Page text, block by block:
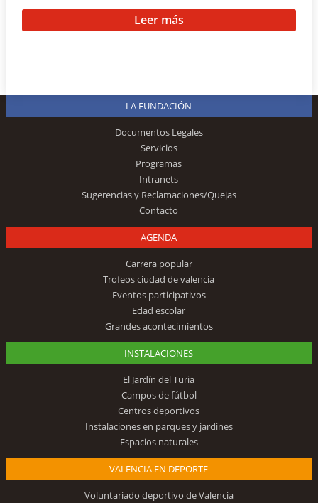
Leer más
LA FUNDACIÓN
Documentos Legales
Servicios
Programas
Intranets
Sugerencias y Reclamaciones/Quejas
Contacto
AGENDA
Carrera popular
Trofeos ciudad de valencia
Eventos participativos
Edad escolar
Grandes acontecimientos
INSTALACIONES
El Jardín del Turia
Campos de fútbol
Centros deportivos
Instalaciones en parques y jardines
Espacios naturales
VALENCIA EN DEPORTE
Voluntariado deportivo de Valencia